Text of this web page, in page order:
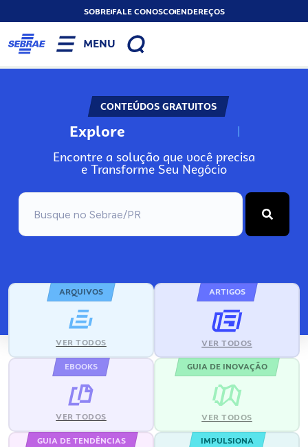
SOBREFALE CONOSCOENDEREÇOS
MENU
CONTEÚDOS GRATUITOS
Explore N
Encontre a solução que você precisa
e Transforme Seu Negócio
ARQUIVOS
VER TODOS
ARTIGOS
VER TODOS
EBOOKS
VER TODOS
GUIA DE INOVAÇÃO
VER TODOS
GUIA DE TENDÊNCIAS IMPULSIONA